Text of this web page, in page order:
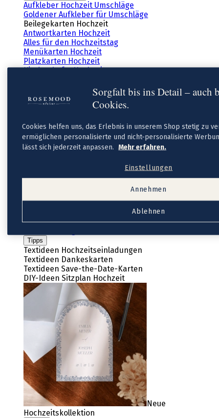
Aufkleber Hochzeit Umschläge
Goldener Aufkleber für Umschläge
Beilegekarten Hochzeit
Antwortkarten Hochzeit
Alles für den Hochzeitstag
Menükarten Hochzeit
Platzkarten Hochzeit
Kirchenhefte Hochzeit
Tischkarten Hochzeit
Willkommensschild Hochzeit
Flaschenetiketten Hochzeit
Gastgeschenke
Anhänger Hochzeit
Aufkleber Gastgeschenke
Dankeskarten Hochzeit Vintage
Service
Kostenloser Probedruck
Tipps
Textideen Hochzeitseinladungen
Textideen Dankeskarten
Textideen Save-the-Date-Karten
DIY-Ideen Sitzplan Hochzeit
Neue
Hochzeitskollektion
Sorgfalt bis ins Detail – auch
Cookies.
Cookies helfen uns, das Erlebnis in unserem Shop stetig zu
ermöglichen personalisierte und nicht-personalisierte
lässt sich jederzeit anpassen.
Mehr erfahren.
Einstellungen
Ablehnen
Annehmen